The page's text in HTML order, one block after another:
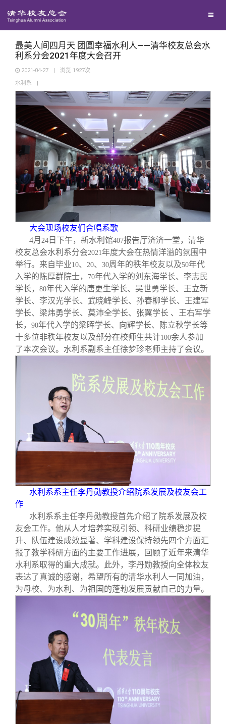
地区联络
年级联络
院系校友工作
专业委员会
兴趣群体
回馈母校
捐赠项目
捐赠新闻
捐赠纪事
捐赠方法
媒体平台
《清华校友通讯》
《水木清华》
我要订阅
百年清华
清华人物
清华故事
校友文苑
校友视界
校友服务
终身学习
三创大赛
校友总会
会长致辞
理事会名单
制度法规
联系我们
关闭
最美人间四月天 团圆幸福水利人——清华校友总会水
利系分会2021年度大会召开
2021-04-27 | 浏览 1927次
水利系
|
大会现场校友们合唱系歌
4月 24 日下午，新水利馆407报告厅济济一堂，清华
校友总会水利系分会2021年度大会在热情洋溢的氛围中
举行。来自毕业10、 20、 30周年的秩年校友以及50年代
入学的陈厚群院士，
70年代入学的刘东海学长、李志民
学长， 80年代入学的唐更生学长、吴世勇学长、王立新
学长、李汉光学长、武晓峰学长、孙春柳学长、王建军
学长、梁炜勇学长、莫沛全学长、张翼学长 、王右军学
长， 90年代入学的梁晖学长、向辉学长、陈立秋学长等
十多位非秩年校友以及部分在校师生共计100余人参加
了本次会议。水利系副系主任徐梦珍老师主持了会议。
水利系系主任李丹勋教授介绍院系发展及校友会工
作
水利系系主任李丹勋教授首先介绍了院系发展及校
友会工作。他从人才培养实现引领、科研业绩稳步提
升、队伍建设成效显著、学科建设保持领先四个方面汇
报了教学科研方面的主要工作进展，回顾了近年来清华
水利系取得的重大成就。此外，李丹勋教授向全体校友
表达了真诚的感谢，希望所有的清华水利人一同加油，
为母校、为水利、为祖国的蓬勃发展贡献自己的力量。